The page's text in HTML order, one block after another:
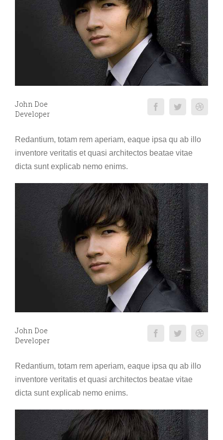
John Doe
Developer
Redantium, totam rem aperiam, eaque ipsa qu ab illo
inventore veritatis et quasi architectos beatae vitae
dicta sunt explicab nemo enims.
John Doe
Developer
Redantium, totam rem aperiam, eaque ipsa qu ab illo
inventore veritatis et quasi architectos beatae vitae
dicta sunt explicab nemo enims.